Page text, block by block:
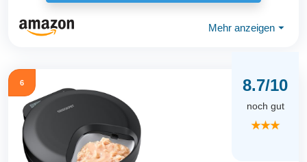
Mehr anzeigen ⏷
6 8.7/10
noch gut
★★★